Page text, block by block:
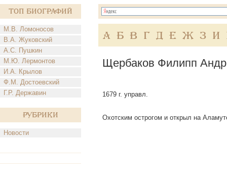
Топ Биографий
М.В. Ломоносов
В.А. Жуковский
А.С. Пушкин
М.Ю. Лермонтов
И.А. Крылов
Ф.М. Достоевский
Г.Р. Державин
Рубрики
Новости
А Б В Г Д Е Ж З И
Щербаков Филипп
1679 г. управл.
Охотским острогом и открыл на